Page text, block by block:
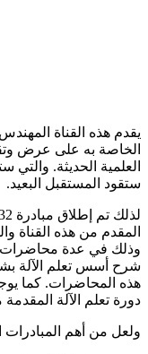
يقدم هذه القناة
الخاصة به على عرض
العلمية الحديثة. والتي
ستقود المستقبل البعيد.
المقدم من هذه القناة
وذلك في عدة محاضرات
شرح أسس تعلم الآلة
هذه المحاضرات. كما
دورة تعلم الآلة
ولعل من أهم المبادرات